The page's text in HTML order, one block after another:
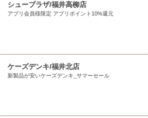
シュープラザ/福井高柳店
アプリ会員様限定 アプリポイント10%還元
ケーズデンキ/福井北店
新製品が安いケーズデンキ_サマーセール